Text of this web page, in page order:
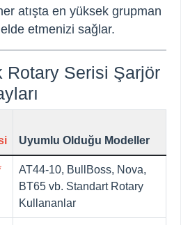
atışta en yüksek grupman
elde etmenizi sağlar.
Rotary Serisi Şarjör
Uyumlu Olduğu Modeller
AT44-10, BullBoss, Nova,
BT65 vb. Standart Rotary
Kullananlar